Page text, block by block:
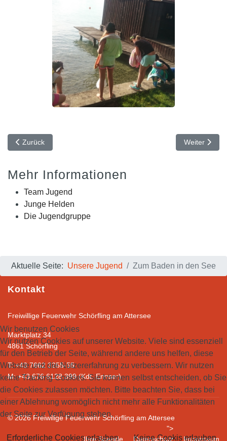
Vorheriger Beitrag: Jugendausflug zum Lichtenberg
Zurück Nächster
Weiter
Mehr Informationen
Team Jugend
Junge Helden
Die Jugendgruppe
Aktuelle Seite: Unsere Jugend Zum Baden in den See
Kontakt
Freiwillige Feuerwehr Schörfling am Attersee
Marktplatz 34
4861 Schörfling
T: +43 7662 3255-55
M: +43 676 6128 399 (Kdt. Ennser)
© 2026 Freiwillge Feuerwehr Schörfling am Attersee
Ihre Spende
">
Datenschutz
Impressum
Wir benutzen Cookies
Wir nutzen Cookies auf unserer Website. Viele sind essenziell
für den Betrieb der Seite, während andere uns helfen, diese
Website und die Nutzererfahrung zu verbessern. Wir nutzen
keine Tracking Cookies. Sie können selbst entscheiden, ob Sie
die Cookies zulassen möchten. Bitte beachten Sie, dass bei
einer Ablehnung womöglich nicht mehr alle Funktionalitäten
der Seite zur Verfügung stehen.
Erforderliche Cookies erlauben Keine Cookis erlauben